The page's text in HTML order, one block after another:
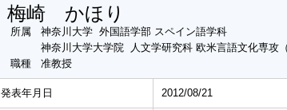
梅崎 かほり
所属
神奈川大学 外国語学部 スペイン語学科
神奈川大学大学院 人文学研究科 欧米言語文化専攻
職種
准教授
発表年月日 2012/08/21